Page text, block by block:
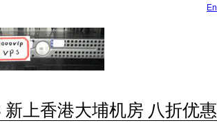
新上香港大埔机房 八折优